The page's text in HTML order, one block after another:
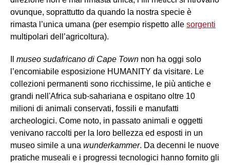
ovunque, soprattutto da quando la nostra specie è
rimasta l’unica umana (per esempio rispetto alle sorgenti
multipolari dell’agricoltura).
museo sudafricano di Cape Town non ha oggi solo
l’encomiabile esposizione HUMANITY da visitare. Le
collezioni permanenti sono ricchissime, le più antiche e
grandi nell'Africa sub-sahariana e ospitano oltre 10
milioni di animali conservati, fossili e manufatti
archeologici. Come noto, in passato animali e oggetti
venivano raccolti per la loro bellezza ed esposti in un
museo simile a una wunderkammer. Da decenni le nuove
pratiche museali e i progressi tecnologici hanno fornito gli